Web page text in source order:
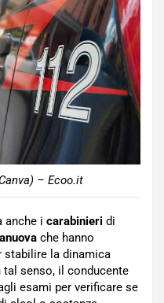
– Ecoo.it
anche i carabinieri di
che hanno
stabilire la dinamica
tal senso, il conducente
esami per verificare se